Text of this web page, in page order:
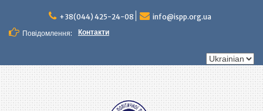
вмісту
+38(044) 425-24-08
info@ispp.org.ua
Повідомлення:
Контакти
Вибрати